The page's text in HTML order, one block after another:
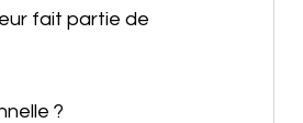
fait partie de
?